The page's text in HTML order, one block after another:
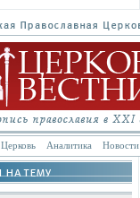
Церковь Аналитика Новости